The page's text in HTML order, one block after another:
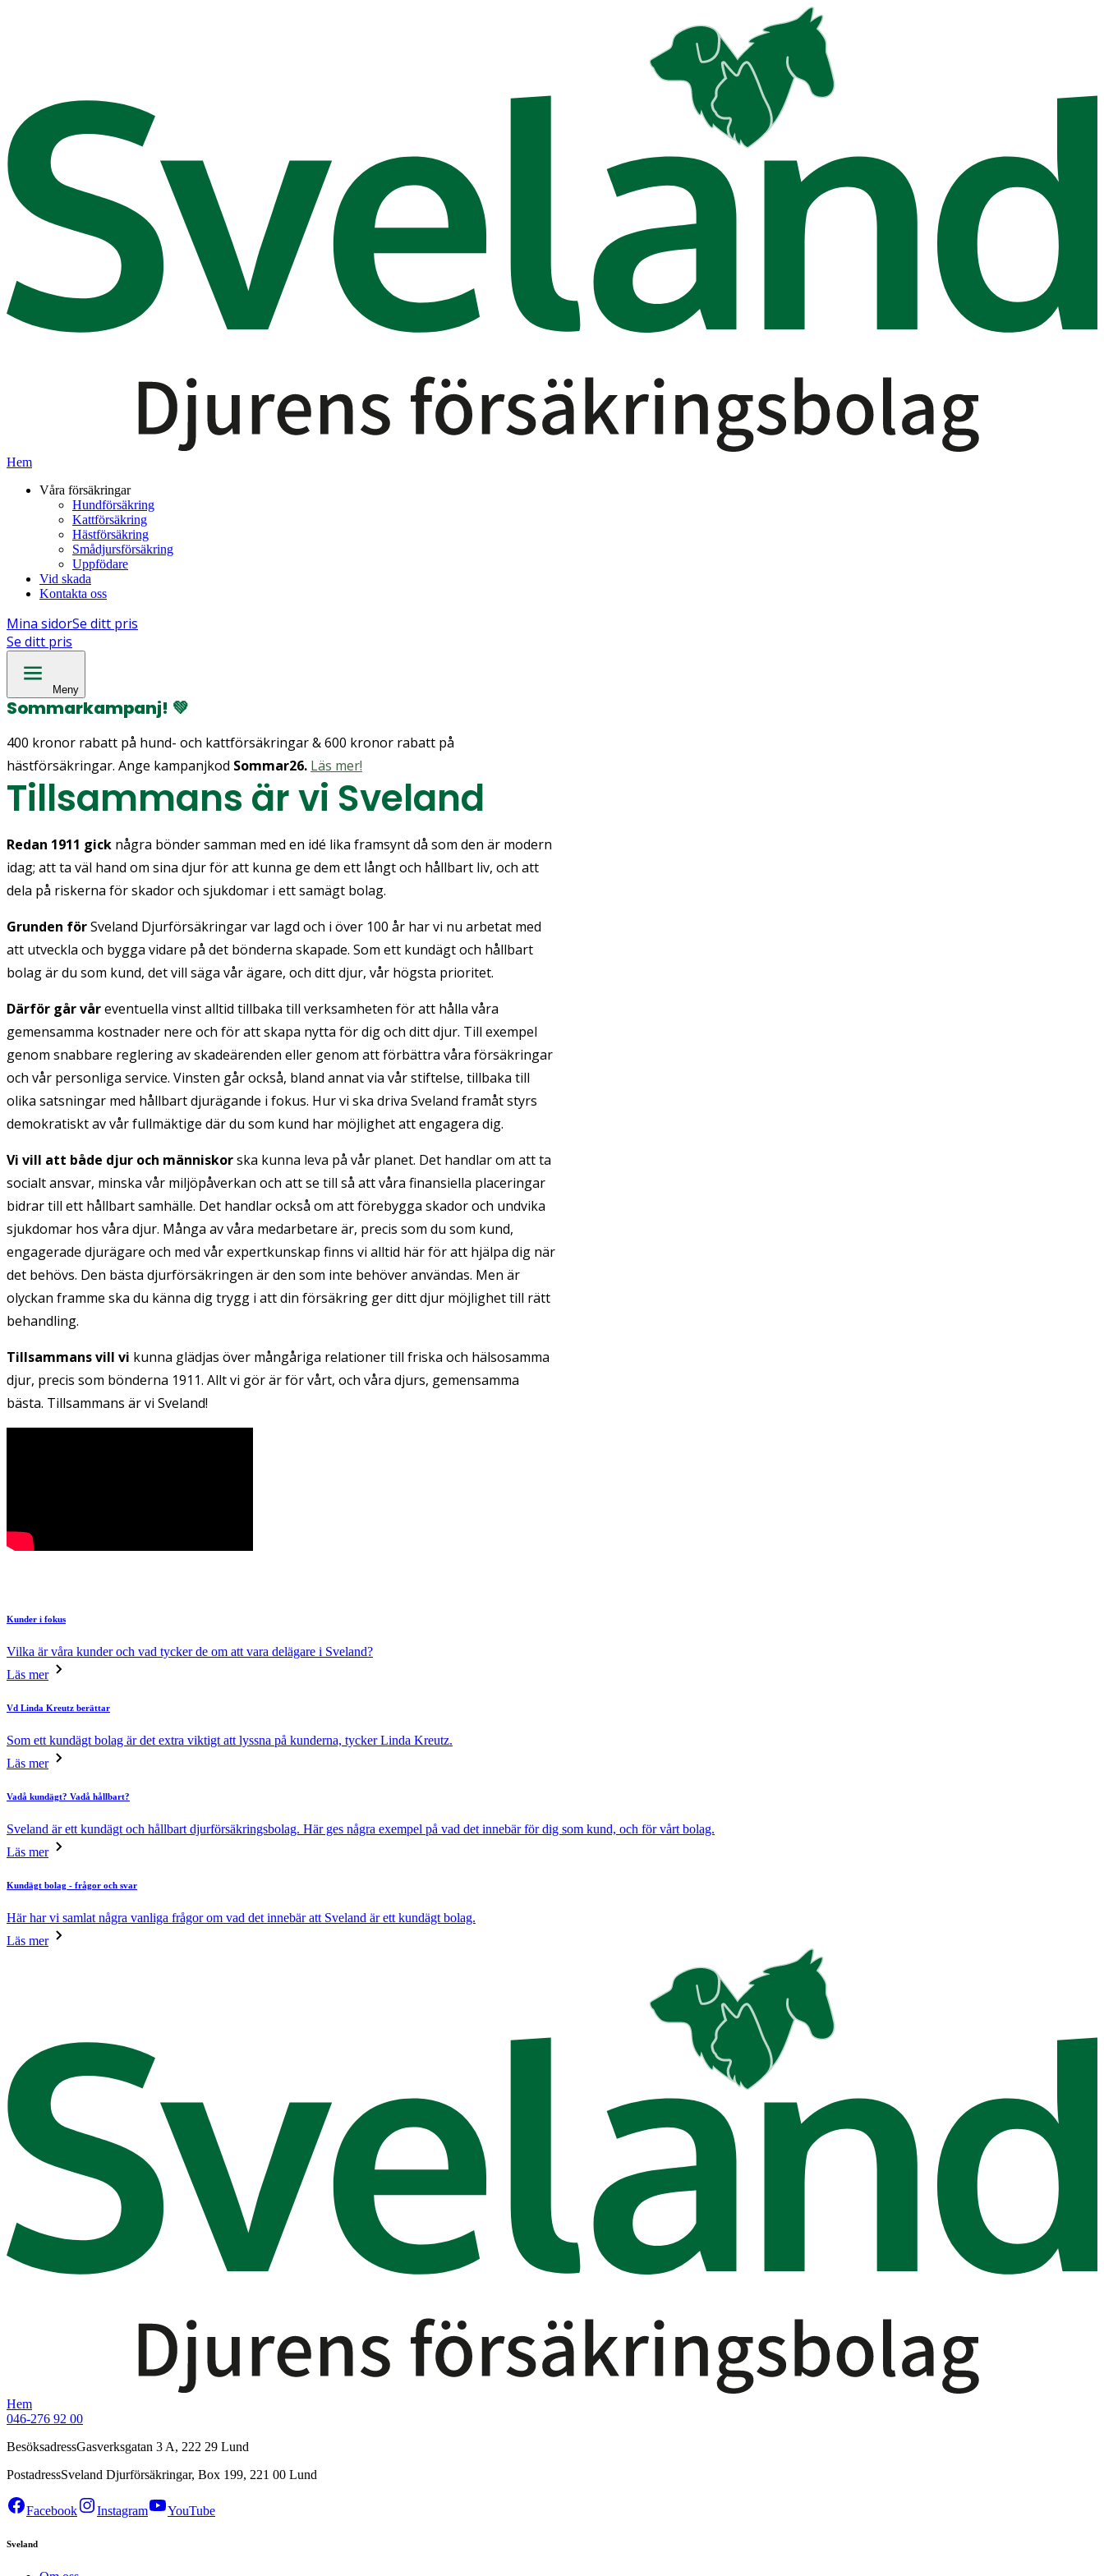
Hem
Våra försäkringar
Hundförsäkring
Kattförsäkring
Hästförsäkring
Smådjursförsäkring
Uppfödare
Vid skada
Kontakta oss
Mina sidorSe ditt pris
Se ditt pris
Meny
Sommarkampanj! 💚
400 kronor rabatt på hund- och kattförsäkringar & 600 kronor rabatt på
hästförsäkringar. Ange kampanjkod Sommar26. Läs mer!
Tillsammans är vi Sveland
Redan 1911 gick några bönder samman med en idé lika framsynt då som den är modern
idag; att ta väl hand om sina djur för att kunna ge dem ett långt och hållbart liv, och att
dela på riskerna för skador och sjukdomar i ett samägt bolag.
Grunden förSveland Djurförsäkringar var lagd och i över 100 år har vi nu arbetat med
att utveckla och bygga vidare på det bönderna skapade. Som ett kundägt och hållbart
bolag är du som kund, det vill säga vår ägare, och ditt djur, vår högsta prioritet.
Därför går våreventuella vinst alltid tillbaka till verksamheten för att hålla våra
gemensamma kostnader nere och för att skapa nytta för dig och ditt djur. Till exempel
genom snabbare reglering av skadeärenden eller genom att förbättra våra försäkringar
och vår personliga service. Vinsten går också, bland annat via vår stiftelse, tillbaka till
olika satsningar med hållbart djurägande i fokus. Hur vi ska driva Sveland framåt styrs
demokratiskt av vår fullmäktige där du som kund har möjlighet att engagera dig.
Vi vill att både djur och människorska kunna leva på vår planet. Det handlar om att ta
socialt ansvar, minska vår miljöpåverkan och att se till så att våra finansiella placeringar
bidrar till ett hållbart samhälle. Det handlar också om att förebygga skador och undvika
sjukdomar hos våra djur. Många av våra medarbetare är, precis som du som kund,
engagerade djurägare och med vår expertkunskap finns vi alltid här för att hjälpa dig när
det behövs. Den bästa djurförsäkringen är den som inte behöver användas. Men är
olyckan framme ska du känna dig trygg i att din försäkring ger ditt djur möjlighet till rätt
behandling.
Tillsammans vill vi kunna glädjas över mångåriga relationer till friska och hälsosamma
djur, precis som bönderna 1911. Allt vi gör är för vårt, och våra djurs, gemensamma
bästa. Tillsammans är vi Sveland!
Kunder i fokus
Vilka är våra kunder och vad tycker de om att vara delägare i Sveland?
Läs mer
Vd Linda Kreutz berättar
Som ett kundägt bolag är det extra viktigt att lyssna på kunderna, tycker Linda Kreutz.
Läs mer
Vadå kundägt? Vadå hållbart?
Sveland är ett kundägt och hållbart djurförsäkringsbolag. Här ges några exempel på vad det innebär för dig som kund, och för vårt bolag.
Läs mer
Kundägt bolag - frågor och svar
Här har vi samlat några vanliga frågor om vad det innebär att Sveland är ett kundägt bolag.
Läs mer
Hem
046-276 92 00
BesöksadressGasverksgatan 3 A, 222 29 Lund
PostadressSveland Djurförsäkringar, Box 199, 221 00 Lund
Facebook Instagram YouTube
Sveland